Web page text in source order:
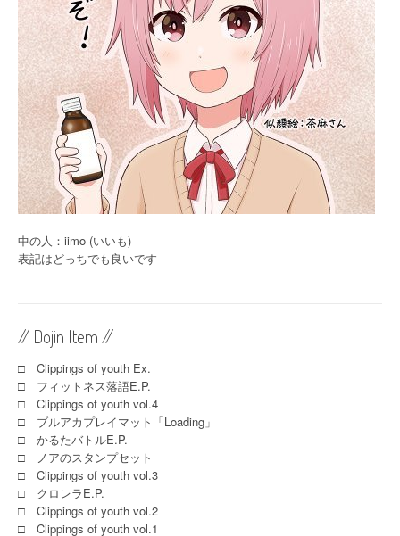
中の人：iimo (いいも)
表記はどっちでも良いです
// Dojin Item //
□ Clippings of youth Ex.
□ フィットネス落語E.P.
□ Clippings of youth vol.4
□ ブルアカプレイマット「Loading」
□ かるたバトルE.P.
□ ノアのスタンプセット
□ Clippings of youth vol.3
□ クロレラE.P.
□ Clippings of youth vol.2
□ Clippings of youth vol.1